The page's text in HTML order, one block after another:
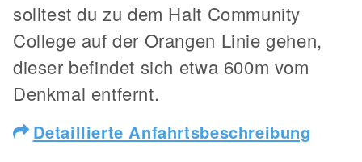
solltest du zu dem Halt Community
College auf der Orangen Linie gehen,
dieser befindet sich etwa 600m vom
Denkmal entfernt.
Detaillierte Anfahrtsbeschreibung